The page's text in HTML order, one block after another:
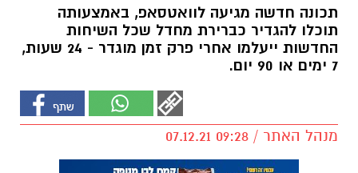
תכונה חדשה מגיעה לוואטסאפ, באמצעותה
תוכלו להגדיר כברירת מחדל שכל השיחות
החדשות ייעלמו אחרי פרק זמן מוגדר - 24 שעות,
7 ימים או 90 יום.
מנהל האתר / 09:28 07.12.21